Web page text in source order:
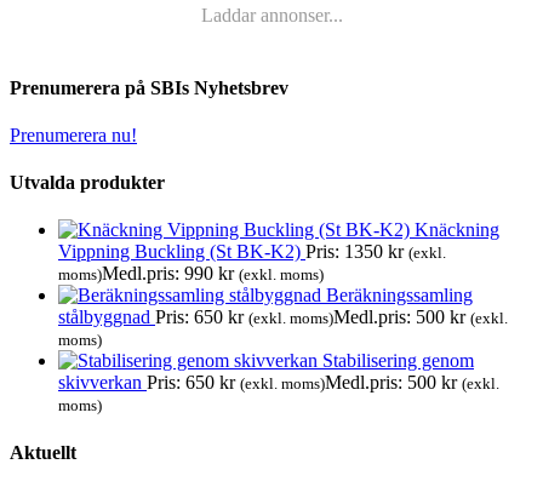
Laddar annonser...
Prenumerera på SBIs Nyhetsbrev
Prenumerera nu!
Utvalda produkter
Knäckning
Vippning Buckling (St BK-K2) Pris: 1350 kr (exkl.
moms)Medl.pris: 990 kr (exkl. moms)
Beräkningssamling
stålbyggnad Pris: 650 kr (exkl. moms)Medl.pris: 500 kr (exkl.
moms)
Stabilisering genom
skivverkan Pris: 650 kr (exkl. moms)Medl.pris: 500 kr (exkl.
moms)
Aktuellt